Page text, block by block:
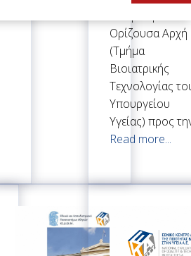
Oρίζουσα Aρχή
(Tμήμα
Βιοιατρικής
Τεχνολογίας
Υπουργείου
Υγείας) προς
Read more...